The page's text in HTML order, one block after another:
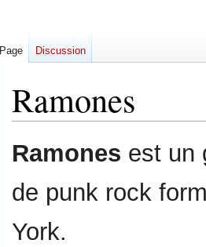
Ramones
Aller
à
navigation
Aller
à
recherche
Ramones est un
de punk rock
York.
Page Discussion